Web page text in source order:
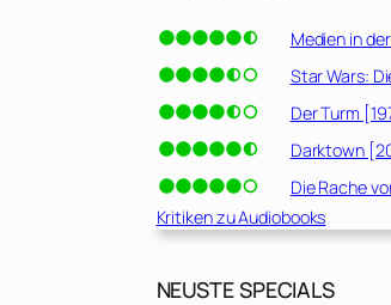
Medien in
Star Wars:
Der Turm
Darktown
Die Rache
Kritiken zu Audiobooks
NEUSTE SPECIALS